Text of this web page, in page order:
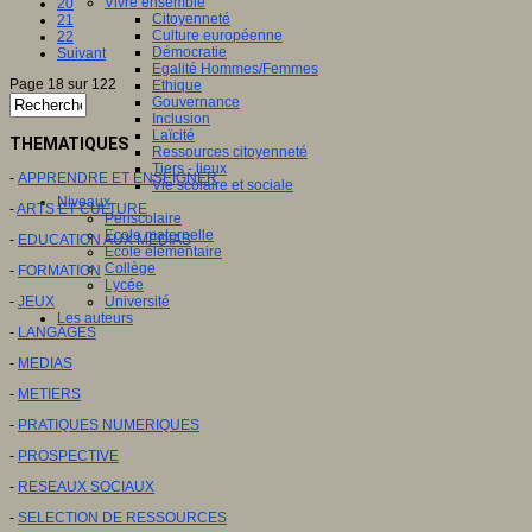
Citoyenneté
Culture européenne
Démocratie
Egalité Hommes/Femmes
Ethique
Gouvernance
Inclusion
Laïcité
Ressources citoyenneté
Tiers - lieux
Vie scolaire et sociale
Niveaux
Périscolaire
Ecole maternelle
Ecole élémentaire
Collège
Lycée
Université
Les auteurs
21
22
Suivant
Page 18 sur 122
THEMATIQUES
- APPRENDRE ET ENSEIGNER
-ARTS ET CULTURE
- EDUCATION AUX MEDIAS
- FORMATION
- JEUX
- LANGAGES
- MEDIAS
- METIERS
- PRATIQUES NUMERIQUES
- PROSPECTIVE
- RESEAUX SOCIAUX
- SELECTION DE RESSOURCES